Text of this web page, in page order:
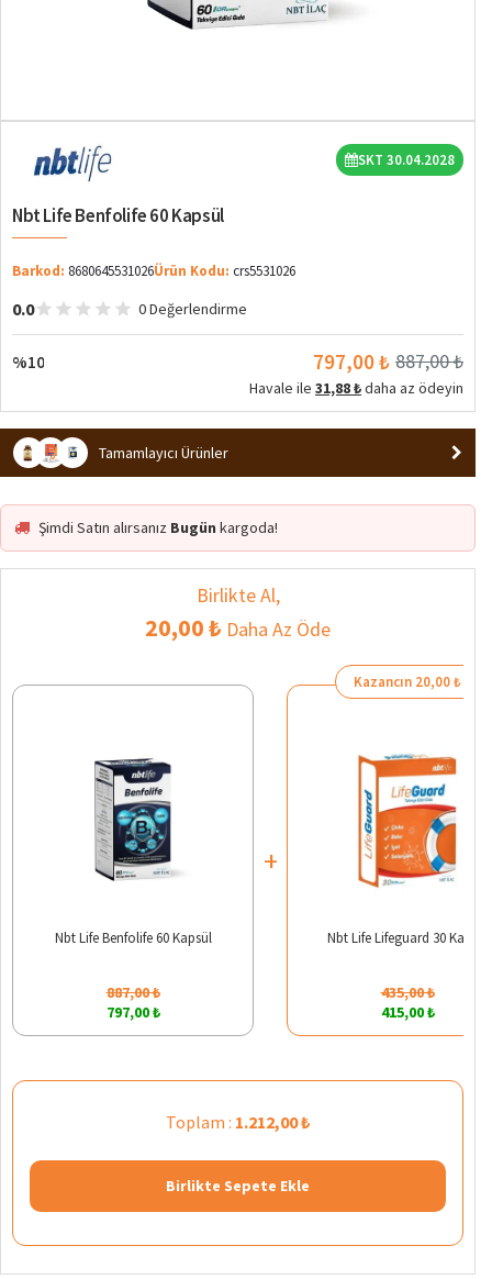
%10
SKT 30.04.2028
Nbt Life Benfolife 60 Kapsül
Barkod: 8680645531026Ürün Kodu: crs5531026
0.0 0 Değerlendirme
%10 797,00 ₺ 887,00 ₺
Havale ile 31,88 ₺daha az ödeyin
Tamamlayıcı Ürünler
Şimdi Satın alırsanız Bugün kargoda!
Birlikte Al,
20,00 ₺ Daha Az Öde
Nbt Life Benfolife 60 Kapsül
887,00 ₺
797,00 ₺
+
Kazancın 20,00 ₺
Nbt Life Lifeguard 30 Kapsül
435,00 ₺
415,00 ₺
Toplam : 1.212,00 ₺
Birlikte Sepete Ekle